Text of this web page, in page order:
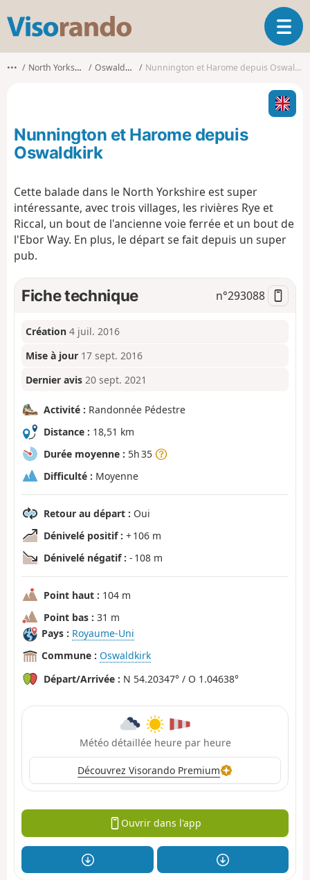
s
o
O
u
i
r
l
a
t
n
••• North Yorkshire Oswaldkirk Nunnington et Harome depuis Oswaldkirk
Nunnington et Harome depuis
Oswaldkirk
Cette balade dans le North Yorkshire est super
intéressante, avec trois villages, les rivières Rye et
Riccal, un bout de l'ancienne voie ferrée et un bout de
l'Ebor Way. En plus, le départ se fait depuis un super
pub.
Fiche technique n°293088
Création 4 juil. 2016
Mise à jour 17 sept. 2016
Dernier avis 20 sept. 2021
Activité : Randonnée Pédestre
Distance : 18,51 km
Durée moyenne : 5h 35
Difficulté : Moyenne
Retour au départ : Oui
Dénivelé positif : + 106 m
Dénivelé négatif : - 108 m
Point haut : 104 m
Point bas : 31 m
Pays : Royaume-Uni
Commune : Oswaldkirk
Départ/Arrivée : N 54.20347° / O 1.04638°
Météo détaillée heure par heure
Découvrez Visorando Premium
Ouvrir dans l'app